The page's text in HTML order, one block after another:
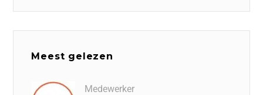
Meest gelezen
Medewerker